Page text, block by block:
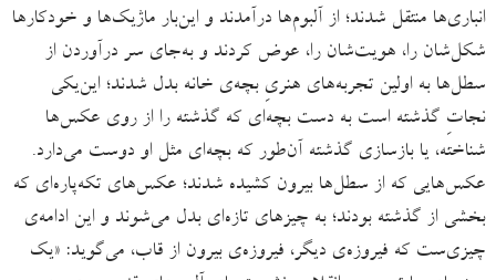
انباری‌ها منتقل شدند؛ از آلبوم‌ها درآمدند و این‌بار ماژیک‌ها و خودکارها
شکل‌شان را، هویت‌شان را، عوض کردند و به‌جای سر درآوردن از
سطل‌ها به اولین تجربه‌های هنریِ بچه‌ی خانه بدل شدند؛ این‌یکی
نجاتِ گذشته است به دست بچه‌ای که گذشته را از روی عکس‌ها
شناخته، یا بازسازی گذشته آن‌طور که بچه‌ای مثل او دوست می‌دارد.
عکس‌هایی که از سطل‌ها بیرون کشیده شدند؛ عکس‌های تکه‌پاره‌ای که
بخشی از گذشته بودند؛ به چیزهای تازه‌‌ای بدل می‌شوند و این ادامه‌ی
چیزی‌ست که فیروزه‌ی دیگر، فیروزه‌ی بیرون از قاب، می‌گوید: «یک